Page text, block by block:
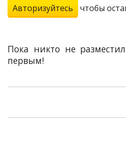
Авторизуйтесь чтобы
Пока никто не
первым!